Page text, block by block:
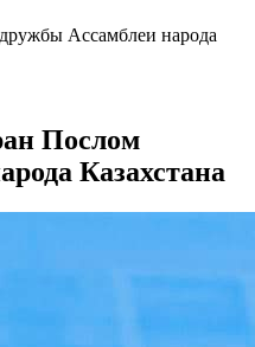
Ассамблеи народа
Послом
Казахстана